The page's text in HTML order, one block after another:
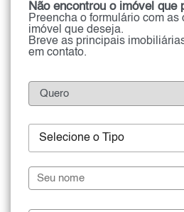
Não encontrou o imóvel que
Preencha o formulário com as
imóvel que deseja.
Breve as principais
em contato.
Selecione o Tipo